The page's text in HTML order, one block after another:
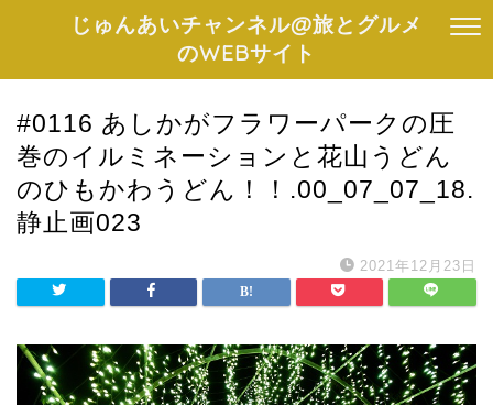
じゅんあいチャンネル@旅とグルメ
のWEBサイト
#0116 あしかがフラワーパークの圧
巻のイルミネーションと花山うどん
のひもかわうどん！！.00_07_07_18.
静止画023
2021年12月23日